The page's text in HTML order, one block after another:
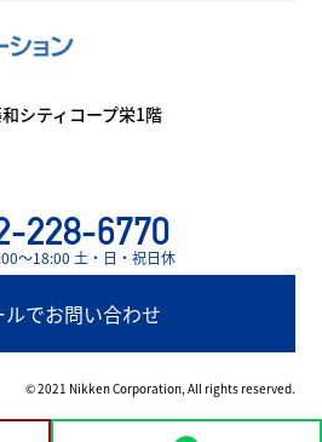
シティコープ栄1階
228-6770
〜18:00 土・日・祝日休
ルでお問い合わせ
© 2021 Nikken Corporation, All rights reserved.